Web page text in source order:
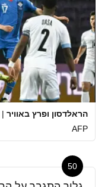
הראלדסון ופרץ באוויר |
AFP
50